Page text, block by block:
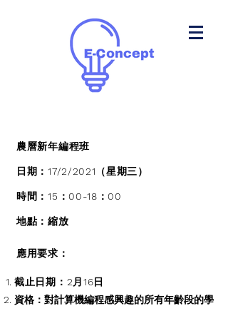
農曆新年編程班
日期：17/2/2021（星期三）
時間：15：00-18：00
地點：縮放
應用要求：
截止日期：2月16日
資格：對計算機編程感興趣的所有年齡段的學